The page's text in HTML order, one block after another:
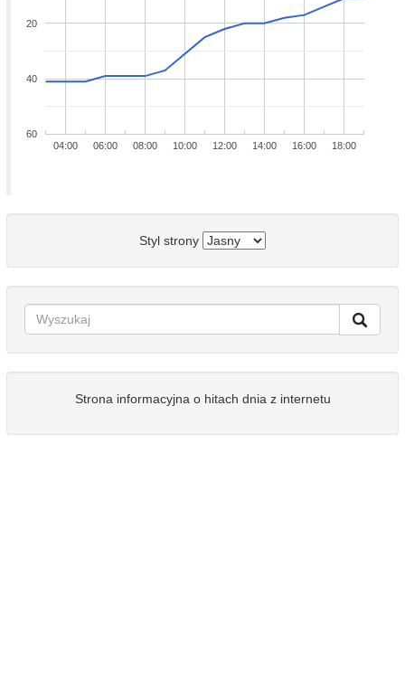
04:00 06:00 08:00 10:00 12:00 14:00 16:00 18:00
20
40
60
Styl strony
Strona informacyjna o hitach dnia z internetu